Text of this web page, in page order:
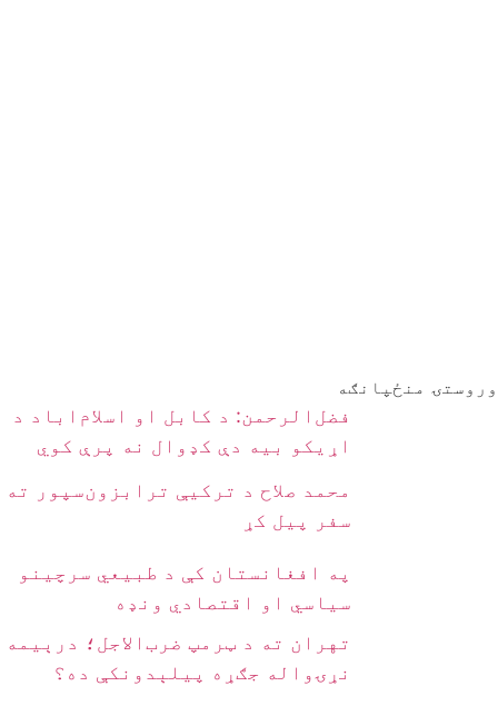
وروستۍ منځپانګه
فضل‌الرحمن: د کابل او اسلام‌اباد د
اړیکو بیه دې کډوال نه پرې کوي
محمد صلاح د ترکیې ترابزون‌سپور ته
سفر پیل کړ
په افغانستان کې د طبیعي سرچینو
سیاسي او اقتصادي ونډه
تهران ته د ټرمپ ضرب‌الاجل؛ درېیمه
نړۍواله جګړه پیلېدونکې ده؟